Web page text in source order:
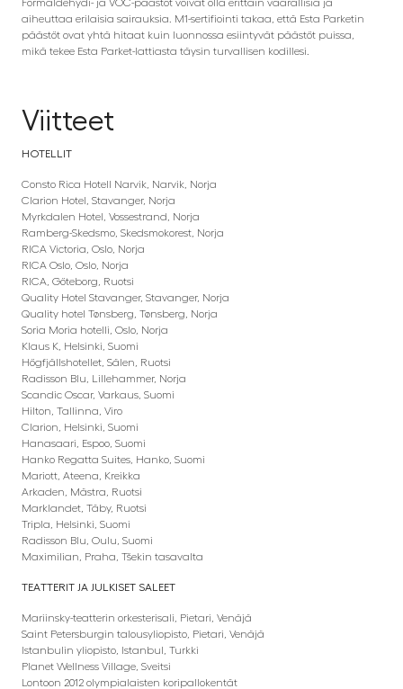
Formaldehydi- ja VOC-päästöt voivat olla erittäin vaarallisia ja
aiheuttaa erilaisia sairauksia. M1-sertifiointi takaa, että Esta Parketin
päästöt ovat yhtä hitaat kuin luonnossa esiintyvät päästöt puissa,
mikä tekee Esta Parket-lattiasta täysin turvallisen kodillesi.
Viitteet
HOTELLIT
Consto Rica Hotell Narvik, Narvik, Norja
Clarion Hotel, Stavanger, Norja
Myrkdalen Hotel, Vossestrand, Norja
Ramberg-Skedsmo, Skedsmokorest, Norja
RICA Victoria, Oslo, Norja
RICA Oslo, Oslo, Norja
RICA, Göteborg, Ruotsi
Quality Hotel Stavanger, Stavanger, Norja
Quality hotel Tønsberg, Tønsberg, Norja
Soria Moria hotelli, Oslo, Norja
Klaus K, Helsinki, Suomi
Högfjällshotellet, Sälen, Ruotsi
Radisson Blu, Lillehammer, Norja
Scandic Oscar, Varkaus, Suomi
Hilton, Tallinna, Viro
Clarion, Helsinki, Suomi
Hanasaari, Espoo, Suomi
Hanko Regatta Suites, Hanko, Suomi
Mariott, Ateena, Kreikka
Arkaden, Mästra, Ruotsi
Marklandet, Täby, Ruotsi
Tripla, Helsinki, Suomi
Radisson Blu, Oulu, Suomi
Maximilian, Praha, Tšekin tasavalta
TEATTERIT JA JULKISET SALEET
Mariinsky-teatterin orkesterisali, Pietari, Venäjä
Saint Petersburgin talousyliopisto, Pietari, Venäjä
Istanbulin yliopisto, Istanbul, Turkki
Planet Wellness Village, Sveitsi
Lontoon 2012 olympialaisten koripallokentät